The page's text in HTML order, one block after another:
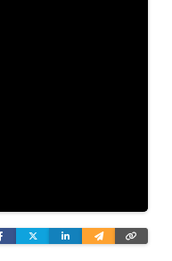
FacebookTwitterLinkedinWyślij
e-
link